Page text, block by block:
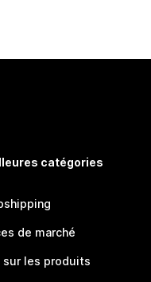
catégories
de marché
sur les produits